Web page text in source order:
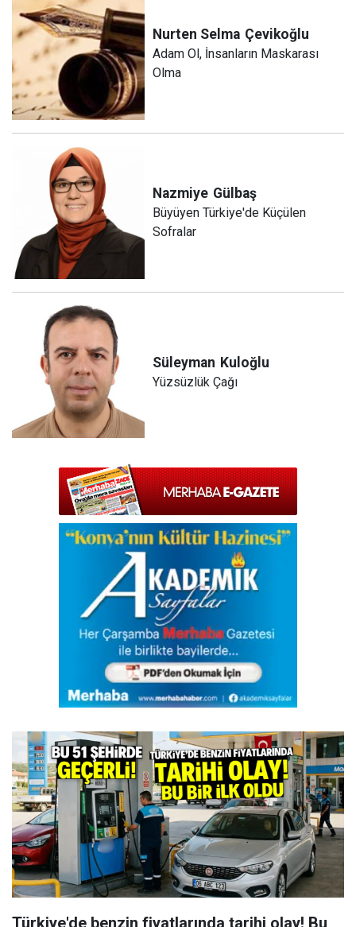
Nurten Selma Çevikoğlu
Adam Ol, İnsanların Maskarası
Olma
Nazmiye Gülbaş
Büyüyen Türkiye'de Küçülen
Sofralar
Süleyman Kuloğlu
Yüzsüzlük Çağı
Türkiye'de benzin fiyatlarında tarihi olay! Bu